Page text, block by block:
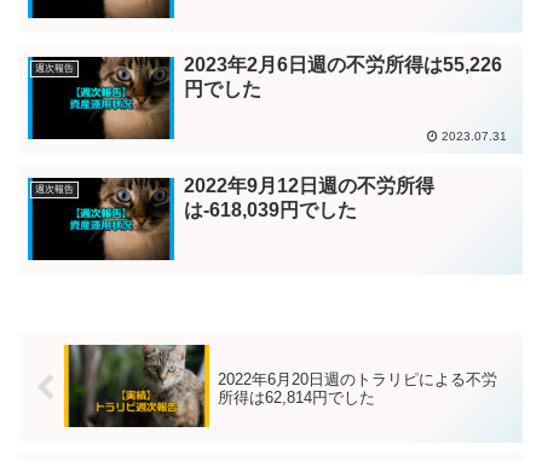
週次報告
2023年2月6日週の不労所得は55,226
円でした
2023.07.31
週次報告
2022年9月12日週の不労所得
は-618,039円でした
2022年6月20日週のトラリピによる不労
所得は62,814円でした